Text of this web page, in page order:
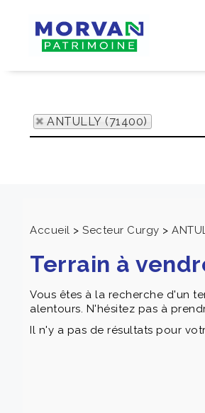
ANTULLY (71400)
Accueil > Secteur Curgy >
Terrain à
Vous êtes à la recherche d'un
alentours. N'hésitez pas à
Il n'y a pas de résultats pour